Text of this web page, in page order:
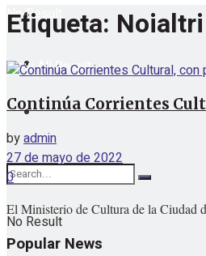
No Result
No Result
View All Result
Etiqueta: Noialtri
Continúa Corrientes
byadmin
27 de mayo de 2022
0
El Ministerio de Cultura de la Ciudad
Popular News